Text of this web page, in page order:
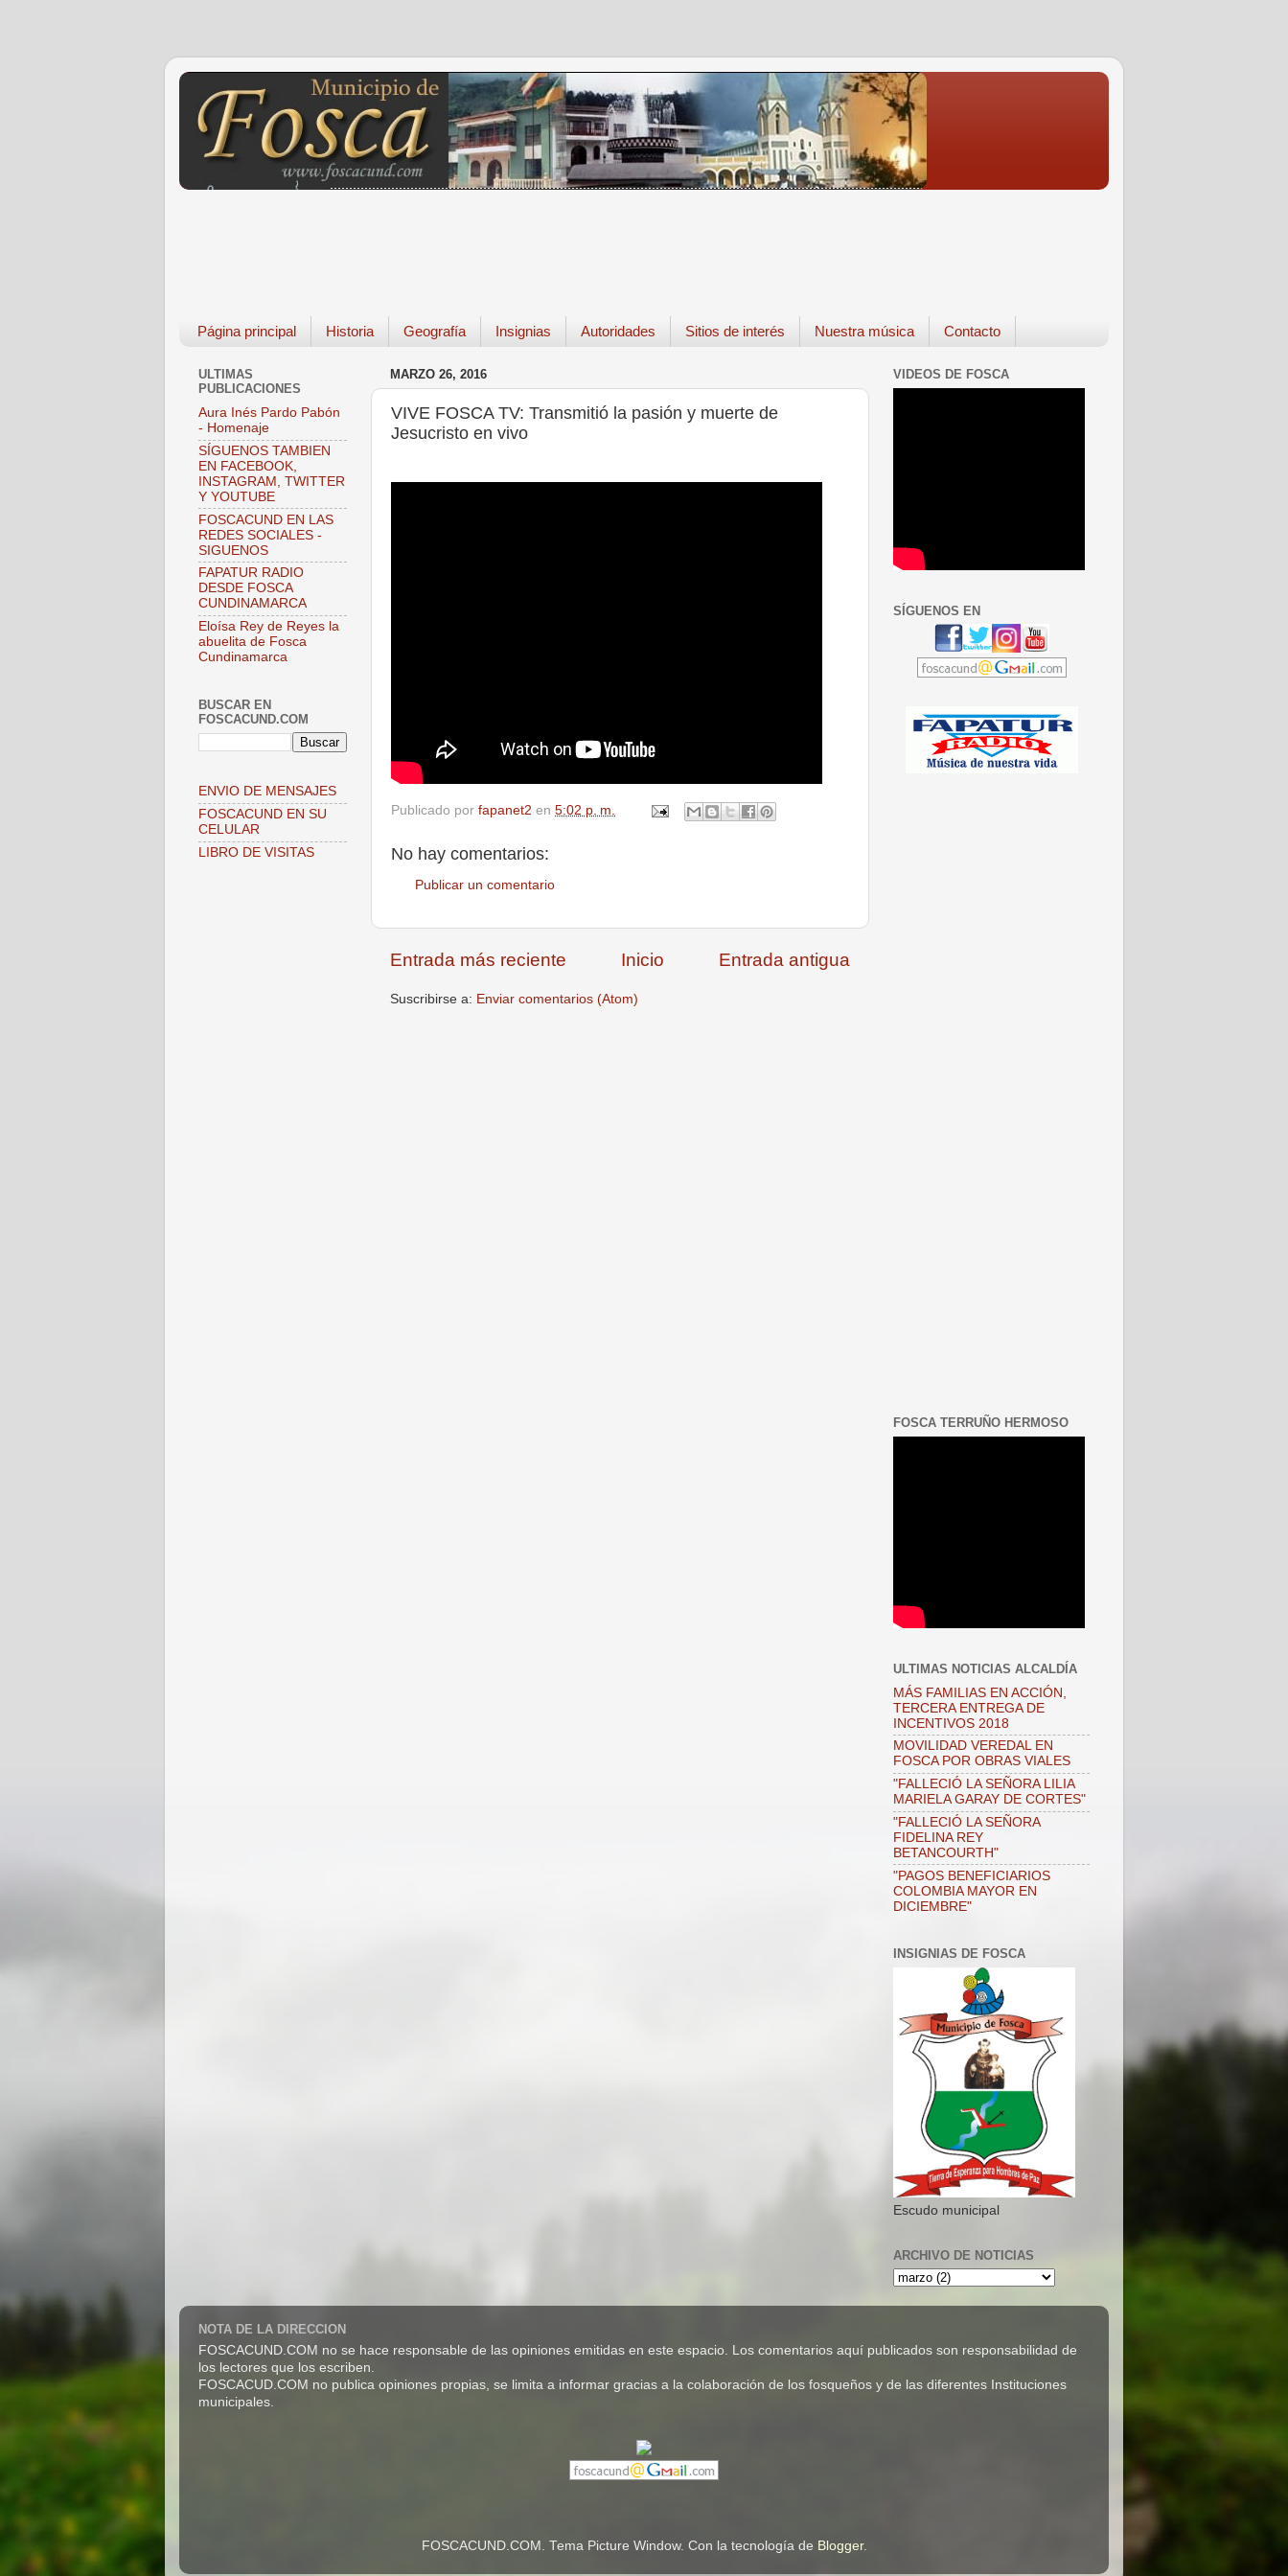
Página principal Historia Geografía Insignias Autoridades Sitios de interés Nuestra música Contacto
MARZO 26, 2016
VIVE FOSCA TV: Transmitió la pasión y muerte de
Jesucristo en vivo
Publicado por fapanet2 en 5:02 p. m.
No hay comentarios:
Publicar un comentario
Entrada más reciente Entrada antigua
Inicio
Suscribirse a: Enviar comentarios (Atom)
ULTIMAS
PUBLICACIONES
Aura Inés Pardo Pabón
- Homenaje
SÍGUENOS TAMBIEN
EN FACEBOOK,
INSTAGRAM, TWITTER
Y YOUTUBE
FOSCACUND EN LAS
REDES SOCIALES -
SIGUENOS
FAPATUR RADIO
DESDE FOSCA
CUNDINAMARCA
Eloísa Rey de Reyes la
abuelita de Fosca
Cundinamarca
BUSCAR EN
FOSCACUND.COM
ENVIO DE MENSAJES
FOSCACUND EN SU
CELULAR
LIBRO DE VISITAS
VIDEOS DE FOSCA
SÍGUENOS EN
FOSCA TERRUÑO HERMOSO
ULTIMAS NOTICIAS ALCALDÍA
MÁS FAMILIAS EN ACCIÓN,
TERCERA ENTREGA DE
INCENTIVOS 2018
MOVILIDAD VEREDAL EN
FOSCA POR OBRAS VIALES
"FALLECIÓ LA SEÑORA LILIA
MARIELA GARAY DE CORTES"
"FALLECIÓ LA SEÑORA
FIDELINA REY
BETANCOURTH"
"PAGOS BENEFICIARIOS
COLOMBIA MAYOR EN
DICIEMBRE"
INSIGNIAS DE FOSCA
Escudo municipal
ARCHIVO DE NOTICIAS
NOTA DE LA DIRECCION
FOSCACUND.COM no se hace responsable de las opiniones emitidas en este espacio. Los comentarios aquí publicados son responsabilidad de
los lectores que los escriben.
FOSCACUD.COM no publica opiniones propias, se limita a informar gracias a la colaboración de los fosqueños y de las diferentes Instituciones
municipales.
FOSCACUND.COM. Tema Picture Window. Con la tecnología de Blogger.